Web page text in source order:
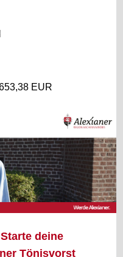
EUR
deine
Tönisvorst